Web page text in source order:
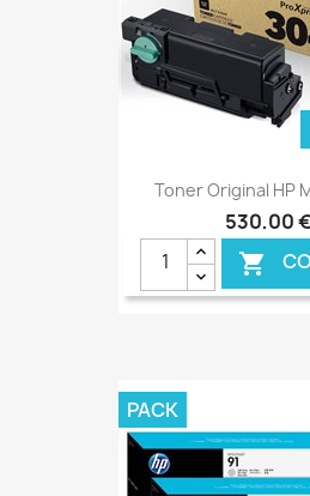
Toner Original HP
530,00 €

PACK